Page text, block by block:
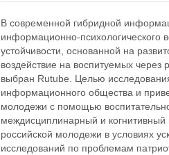
В современной гибридной
информационно-
устойчивости, основанной на
воздействие на воспитуемых
выбран Rutube. Целью
информационного общества и
молодежи с помощью
междисциплинарный и
российской молодежи в условиях
исследований по проблемам